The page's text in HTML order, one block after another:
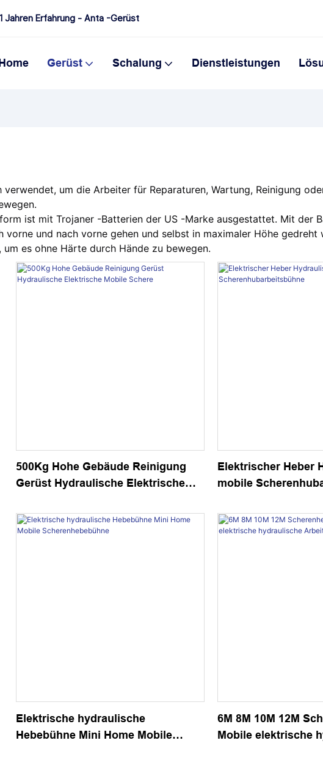
Jahren Erfahrung - Anta -Gerüst
Home Gerüst Schalung Dienstleistungen
um die Arbeiter für Reparaturen, Wartung, Reinigung
ist mit Trojaner -Batterien der US -Marke ausgestattet. Mit der
vorne und nach vorne gehen und selbst in maximaler Höhe
es ohne Härte durch Hände zu bewegen.
500Kg Hohe Gebäude Reinigung
Gerüst Hydraulische Elektrische
Elektrischer Heber
mobile
Elektrische hydraulische
Hebebühne Mini Home Mobile
6M 8M 10M 12M
Mobile elektrische